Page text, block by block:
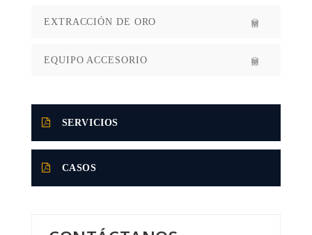
EXTRACCIÓN DE ORO
EQUIPO ACCESORIO
SERVICIOS
CASOS